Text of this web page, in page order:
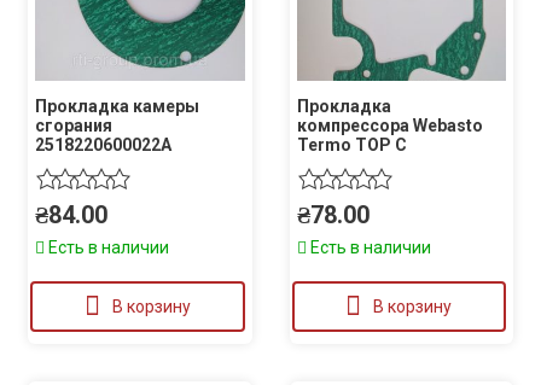
Прокладка камеры
сгорания
2518220600022A
₴84.00
Есть в наличии
В корзину
Прокладка
компрессора Webasto
Termo TOP C
₴78.00
Есть в наличии
В корзину